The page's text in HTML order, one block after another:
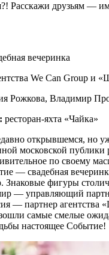
Расскажи друзьям —
вечеринка
We Can Group и
Рожкова, Владимир
ресторан-яхта «Чайка»
открывшемся, но
московской публики
по своему
— свадебная
фигуры
— управляющий
— партнер
самые смелые
настоящее Событие!